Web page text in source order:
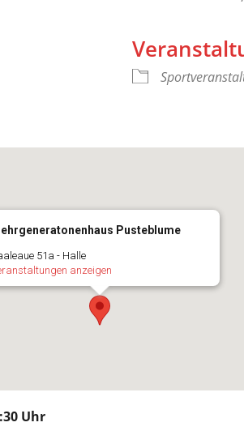
iCalendar
Pusteblume
51a - Halle
anzeigen
Uhr